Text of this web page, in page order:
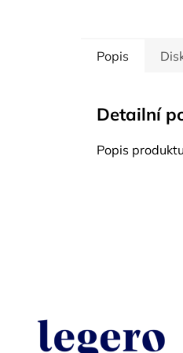
Popis
Detailní
Popis